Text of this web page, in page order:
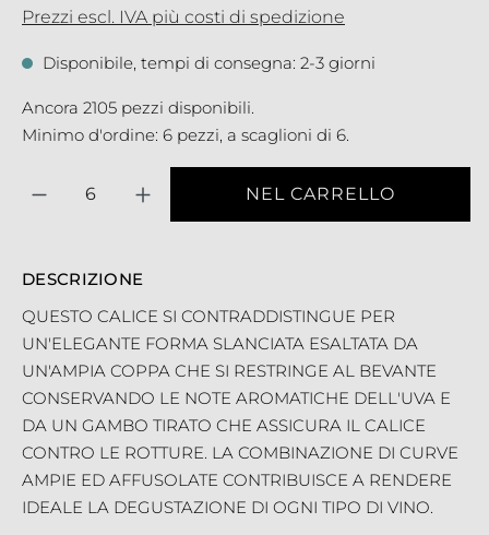
Prezzi escl. IVA più costi di spedizione
Disponibile, tempi di consegna: 2-3 giorni
Ancora 2105 pezzi disponibili.
Minimo d'ordine: 6 pezzi, a scaglioni di 6.
NEL CARRELLO
DESCRIZIONE
QUESTO CALICE SI CONTRADDISTINGUE PER
UN'ELEGANTE FORMA SLANCIATA ESALTATA DA
UN'AMPIA COPPA CHE SI RESTRINGE AL BEVANTE
CONSERVANDO LE NOTE AROMATICHE DELL'UVA E
DA UN GAMBO TIRATO CHE ASSICURA IL CALICE
CONTRO LE ROTTURE. LA COMBINAZIONE DI CURVE
AMPIE ED AFFUSOLATE CONTRIBUISCE A RENDERE
IDEALE LA DEGUSTAZIONE DI OGNI TIPO DI VINO.